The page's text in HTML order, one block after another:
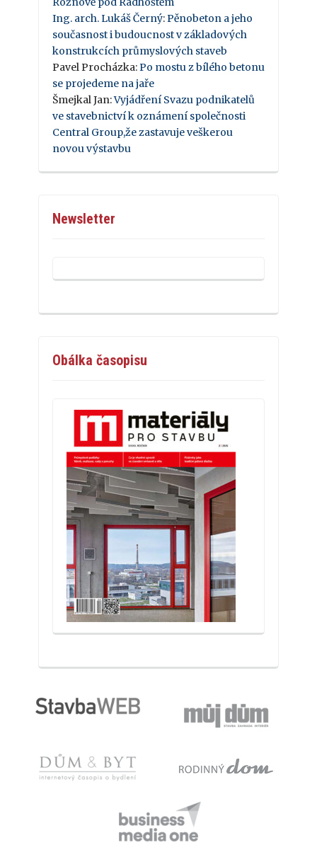
Ing. arch. Lukáš Černý:Pěnobeton a jeho
současnost i budoucnost v základových
konstrukcích průmyslových staveb
Pavel Procházka:Po mostu z bílého betonu
se projedeme na jaře
Šmejkal Jan:Vyjádření Svazu podnikatelů
ve stavebnictví k oznámení společnosti
Central Group,že zastavuje veškerou
novou výstavbu
Newsletter
Obálka časopisu